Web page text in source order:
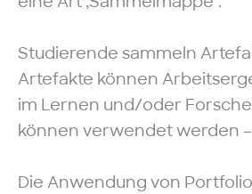
Studierende sammeln
Artefakte können
im Lernen und/oder
können verwendet werden –
Die Anwendung von